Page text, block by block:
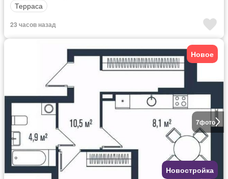
Терраса
23 часов назад
7фото
Новое
Новостройка